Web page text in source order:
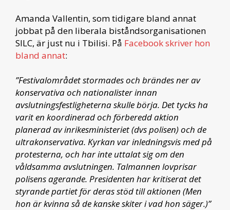
Amanda Vallentin, som tidigare bland annat
jobbat på den liberala biståndsorganisationen
SILC, är just nu i Tbilisi. På Facebook skriver hon
bland annat:
”Festivalområdet stormades och brändes ner av
konservativa och nationalister innan
avslutningsfestligheterna skulle börja. Det tycks ha
varit en koordinerad och förberedd aktion
planerad av inrikesministeriet (dvs polisen) och de
ultrakonservativa. Kyrkan var inledningsvis med på
protesterna, och har inte uttalat sig om den
våldsamma avslutningen. Talmannen lovprisar
polisens agerande. Presidenten har kritiserat det
styrande partiet för deras stöd till aktionen (Men
hon är kvinna så de kanske skiter i vad hon säger.)”